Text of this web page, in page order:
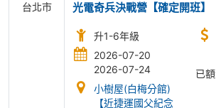
台北市 光電奇兵決戰營【確定開班】
升1-6年級
2026-07-20
2026-07-24
小樹屋(白梅分館)
【近捷運國父紀念
已